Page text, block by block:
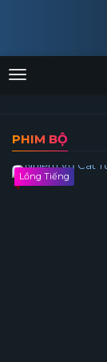
Menu
PHIM BỘ
Lồng Tiếng